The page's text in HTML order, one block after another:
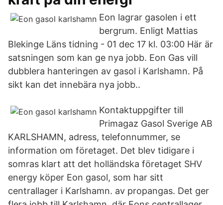
Eon lagrar gasolen i ett
bergrum. Enligt Mattias
Blekinge Läns tidning - 01 dec 17 kl. 03:00 Här är
satsningen som kan ge nya jobb. Eon Gas vill
dubblera hanteringen av gasol i Karlshamn. På
sikt kan det innebära nya jobb..
Kontaktuppgifter till
Primagaz Gasol Sverige AB
KARLSHAMN, adress, telefonnummer, se
information om företaget. Det blev tidigare i
somras klart att det holländska företaget SHV
energy köper Eon gasol, som har sitt
centrallager i Karlshamn. av propangas. Det ger